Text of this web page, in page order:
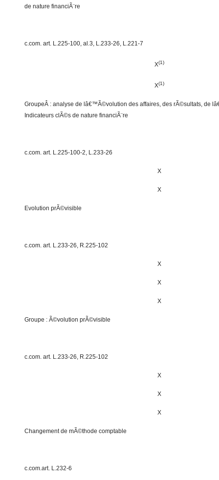
de nature financiÃ¨re
c.com. art. L.225-100, al.3, L.233-26, L.221-7
X(1)
X(1)
GroupeÂ : analyse de lâ€™Ã©volution des affaires, des rÃ©sultats, de
Indicateurs clÃ©s de nature financiÃ¨re
c.com. art. L.225-100-2, L.233-26
X
X
Evolution prÃ©visible
c.com. art. L.233-26, R.225-102
X
X
X
Groupe : Ã©volution prÃ©visible
c.com. art. L.233-26, R.225-102
X
X
X
Changement de mÃ©thode comptable
c.com.art. L.232-6